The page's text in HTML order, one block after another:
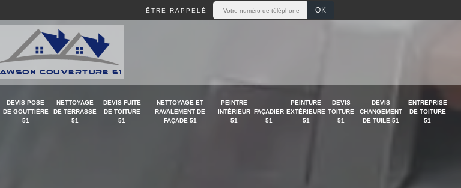
ÊTRE RAPPELÉ
DEVIS POSE
DE GOUTTIÈRE
51
NETTOYAGE
DE TERRASSE
51
DEVIS FUITE
DE TOITURE
51
NETTOYAGE ET
RAVALEMENT DE
FAÇADE 51
PEINTRE
INTÉRIEUR
51
FAÇADIER
51
PEINTURE
EXTÉRIEURE
51
DEVIS
TOITURE
51
DEVIS
CHANGEMENT
DE TUILE 51
ENTREPRISE
DE TOITURE
51